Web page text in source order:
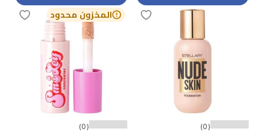
(0)
المخزون محدود
(0)